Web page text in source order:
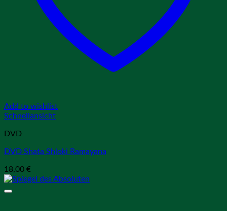
Add to wishlist
Schnellansicht
DVD
DVD Shata Shloki Ramayana
18,00 €